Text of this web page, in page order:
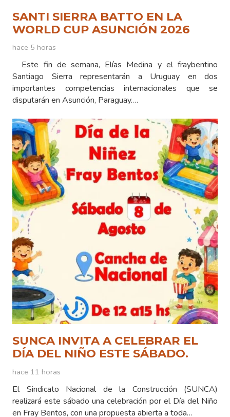
SANTI SIERRA BATTO EN LA
WORLD CUP ASUNCIÓN 2026
hace 5 horas
Este fin de semana, Elías Medina y el fraybentino
Santiago Sierra representarán a Uruguay en dos
importantes competencias internacionales que se
disputarán en Asunción, Paraguay.…
SUNCA INVITA A CELEBRAR EL
DÍA DEL NIÑO ESTE SÁBADO.
hace 11 horas
El Sindicato Nacional de la Construcción (SUNCA)
realizará este sábado una celebración por el Día del Niño
en Fray Bentos, con una propuesta abierta a toda…